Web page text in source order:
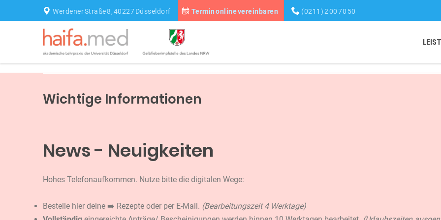
Werdener Straße 8, 40227 Düsseldorf Termin online vereinbaren (0211) 2 00 70 50
Wichtige Informationen
News - Neuigkeiten
Hohes Telefonaufkommen. Nutze bitte die digitalen Wege:
Bestelle hier deine ➡️ Rezepte oder per E-Mail. (Bearbeitungszeit 4 Werktage)